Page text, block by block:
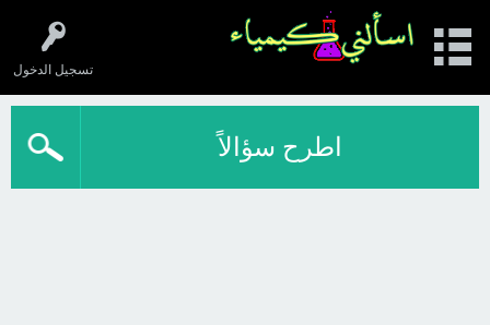
تسجيل الدخول
اطرح سؤالاً